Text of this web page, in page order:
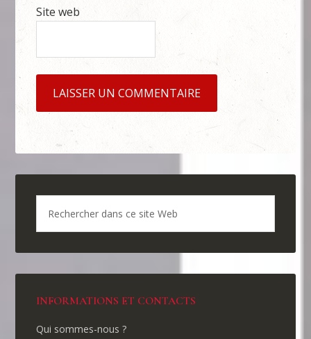
Site web
INFORMATIONS ET CONTACTS
Qui sommes-nous ?